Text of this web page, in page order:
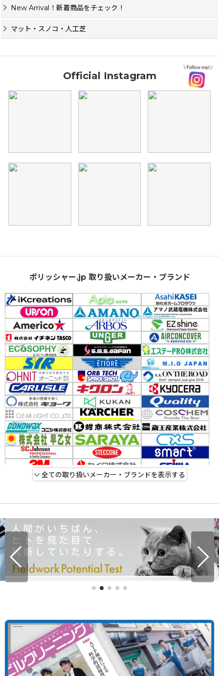
New Arrival！新着商品をチェック！
マット・スノコ・人工芝
Official Instagram
ポリッシャー.jp 取り扱いメーカー・ブランド
全ての取り扱いメーカー・ブランドを表示する